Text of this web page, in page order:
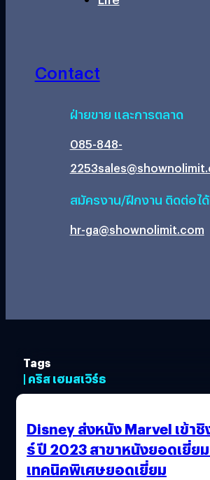
Contact
ฝ่ายขาย และการตลาด
085-848-
2253
สมัครงาน/ฝึกงาน ติดต่อไ
hr-ga@shownolimit.com
Tags
| คริส เฮมสเวิร์ธ
Disney ส่งหนัง Marvel เข้า
ร์ ปี 2023 สาขาหนังยอดเยี่ย
เทคนิคพิเศษยอดเยี่ยม